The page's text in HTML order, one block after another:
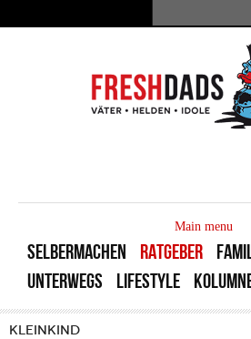
Main menu
SELBERMACHEN RATGEBER
UNTERWEGS
LIFESTYLE
KLEINKIND